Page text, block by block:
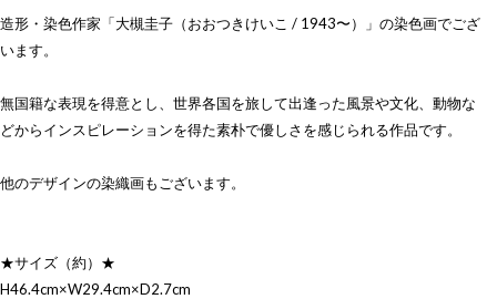
造形・染色作家「大槻圭子（おおつきけいこ / 1943〜）」の染色画でござ
います。
無国籍な表現を得意とし、世界各国を旅して出逢った風景や文化、動物な
どからインスピレーションを得た素朴で優しさを感じられる作品です。
他のデザインの染織画もございます。
★サイズ（約）★
H46.4cm×W29.4cm×D2.7cm